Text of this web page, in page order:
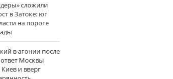
сложили
в Затоке: юг
на пороге
в агонии после
Москвы
и вверг